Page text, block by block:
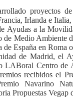
proyectos
Irlanda e
Ayudas a la
de Medio Ambiente
de España en Roma
de Madrid, el
LABoral Centro de
recibidos el
Navarino
Propuestas